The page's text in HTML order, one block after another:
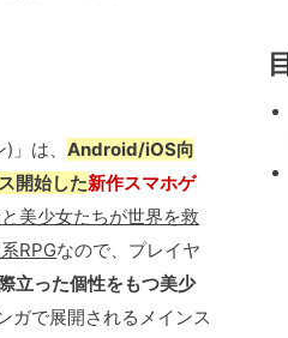
)」は、Android/iOS向
開始した新作スマホゲ
美少女たちが世界を救
RPGなので、プレイヤ
立った個性をもつ美少
ガで展開されるメインス